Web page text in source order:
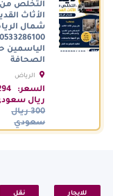
التخلص من
الأثاث
شمال
الياسمين
الصحافة
الرياض
السعودية
السعر:
ريال
300 ريال
سعودي
للايجار نقل